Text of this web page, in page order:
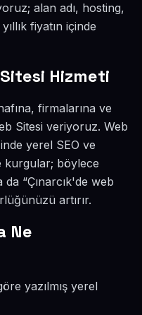
alan adı, hosting,
fiyatın içinde
Sitesi Hizmeti
firmalarına ve
Sitesi veriyoruz. Web
yerel SEO ve
kurgular; böylece
da “Çınarcık'de web
artırır.
Ne
yazılmış yerel